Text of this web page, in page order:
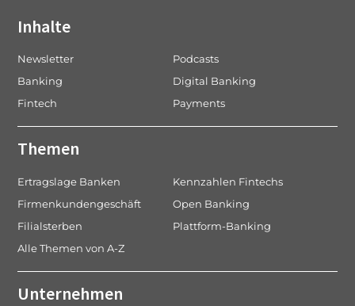
Inhalte
Newsletter
Podcasts
Banking
Digital Banking
Fintech
Payments
Themen
Ertragslage Banken
Kennzahlen Fintechs
Firmenkundengeschäft
Open Banking
Filialsterben
Plattform-Banking
Alle Themen von A-Z
Unternehmen